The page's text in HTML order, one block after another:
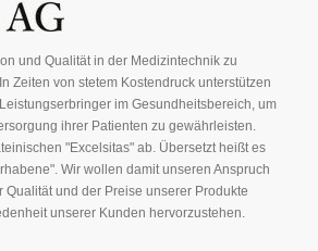
und Qualität in der Medizintechnik zu
Zeiten von stetem Kostendruck unterstützen
im Gesundheitsbereich, um
ihrer Patienten zu gewährleisten.
"Excelsitas" ab. Übersetzt heißt es
Wir wollen damit unseren Anspruch
und der Preise unserer Produkte
unserer Kunden hervorzustehen.